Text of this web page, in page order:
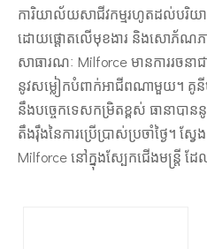
ការិយាល័យសាជីវកម្មរហូតដល់បរិយ
ដោយផ្តោតលើមុខងារ និងសោភ័ណភា
សាធារណៈ Milforce មានការរចនាជ
នូវសម្លៀកបំពាក់អាជីពណាមួយ។ គូ
នឹងបច្ចេកទេសកម្រិតខ្ពស់ ធានាបាន
តឹងរ៉ឹងនៃការប្រើប្រាស់ប្រចាំថ្ងៃ។ ស្
Milforce នៅក្នុងស្បែកជើងមន្រ្តី ដ